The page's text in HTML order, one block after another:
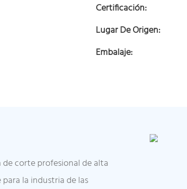
Certificación:
Lugar De Origen:
Embalaje:
corte profesional de alta
la industria de las